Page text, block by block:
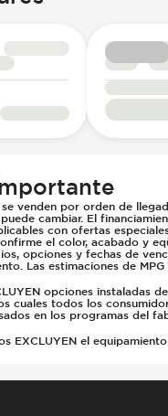
venden por orden de
cambiar. El
con ofertas
el color, acabado y
opciones y fechas de
Las estimaciones de
opciones instaladas
cuales todos los
en los programas del
EXCLUYEN el